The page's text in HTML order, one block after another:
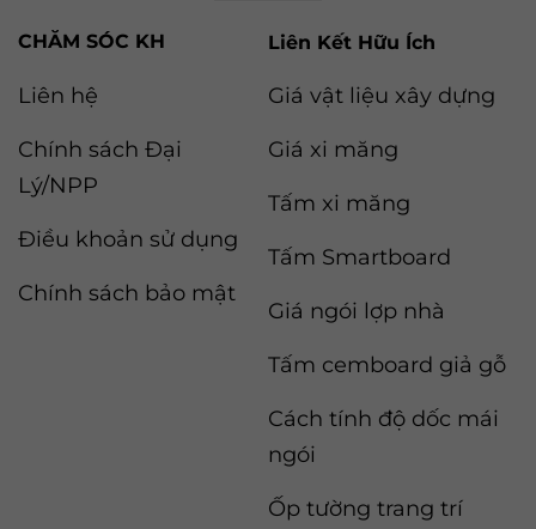
Liên hệ
Chính sách Đại
Lý/NPP
Điều khoản sử dụng
Chính sách bảo mật
Liên Kết Hữu Ích
Giá vật liệu xây dựng
Giá xi măng
Tấm xi măng
Tấm Smartboard
Giá ngói lợp nhà
Tấm cemboard giả gỗ
Cách tính độ dốc mái
ngói
Ốp tường trang trí